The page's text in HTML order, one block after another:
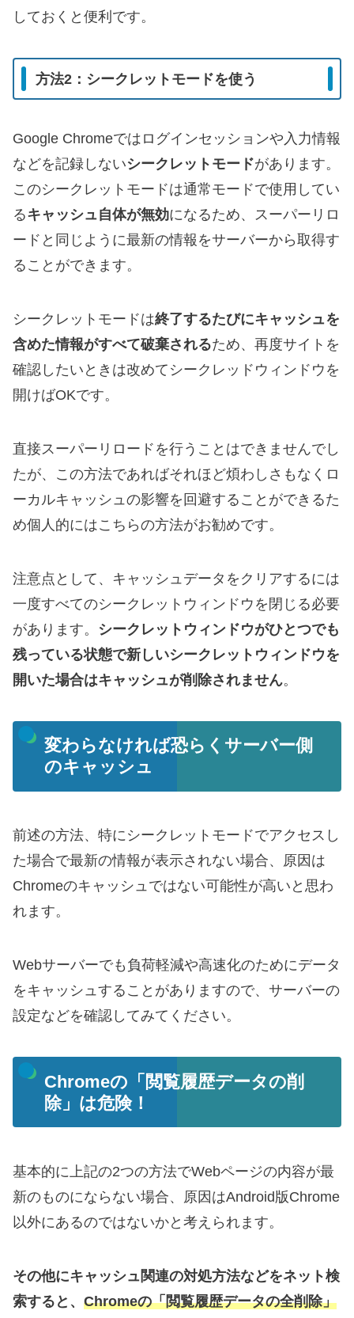
しておくと便利です。
方法2：シークレットモードを使う
Google Chromeではログインセッションや入力情報
などを記録しないシークレットモードがあります。
このシークレットモードは通常モードで使用してい
るキャッシュ自体が無効になるため、スーパーリロ
ードと同じように最新の情報をサーバーから取得す
ることができます。
シークレットモードは終了するたびにキャッシュを
含めた情報がすべて破棄されるため、再度サイトを
確認したいときは改めてシークレッドウィンドウを
開けばOKです。
直接スーパーリロードを行うことはできませんでし
たが、この方法であればそれほど煩わしさもなくロ
ーカルキャッシュの影響を回避することができるた
め個人的にはこちらの方法がお勧めです。
注意点として、キャッシュデータをクリアするには
一度すべてのシークレットウィンドウを閉じる必要
があります。 シークレットウィンドウがひとつでも
残っている状態で新しいシークレットウィンドウを
開いた場合はキャッシュが削除されません。
変わらなければ恐らくサーバー側
のキャッシュ
前述の方法、特にシークレットモードでアクセスし
た場合で最新の情報が表示されない場合、原因は
Chromeのキャッシュではない可能性が高いと思わ
れます。
Webサーバーでも負荷軽減や高速化のためにデータ
をキャッシュすることがありますので、サーバーの
設定などを確認してみてください。
Chromeの「閲覧履歴データの削
除」は危険！
基本的に上記の2つの方法でWebページの内容が最
新のものにならない場合、原因はAndroid版Chrome
以外にあるのではないかと考えられます。
その他にキャッシュ関連の対処方法などをネット検
索すると、 Chromeの「閲覧履歴データの全削除」